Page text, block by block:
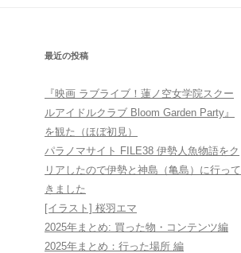
最近の投稿
『映画 ラブライブ！蓮ノ空女学院スクー
ルアイドルクラブ Bloom Garden Party』
を観た（ほぼ初見）
パラノマサイト FILE38 伊勢人魚物語をク
リアしたので伊勢と神島（亀島）に行って
きました
[イラスト] 桜羽エマ
2025年まとめ: 買った物・コンテンツ編
2025年まとめ：行った場所 編